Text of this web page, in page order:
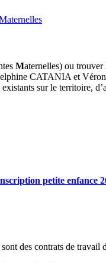
Maternelles) ou trouver
CATANIA et
sur le territoire,
petite enfance
des contrats de travail